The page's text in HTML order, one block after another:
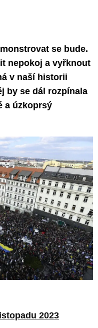
se bude.
nepokoj a vyřknout
v naší historii
by se dál rozpínala
a úzkoprsý
2023